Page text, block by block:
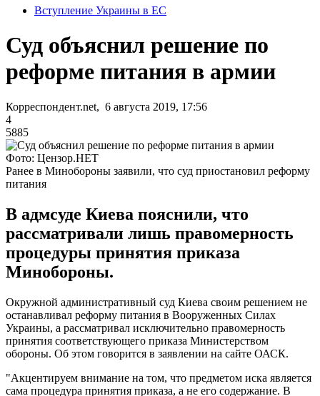
Вступление Украины в ЕС
Суд объяснил решение по
реформе питания в армии
Корреспондент.net, 6 августа 2019, 17:56
4
5885
Фото: Цензор.НЕТ
Ранее в Минобороны заявили, что суд приостановил реформу
питания
В адмсуде Киева пояснили, что
рассматривали лишь правомерность
процедуры принятия приказа
Минобороны.
Окружной административный суд Киева своим решением не
останавливал реформу питания в Вооруженных Силах
Украины, а рассматривал исключительно правомерность
принятия соответствующего приказа Министерством
обороны. Об этом говорится в заявлении на сайте ОАСК.
"Акцентируем внимание на том, что предметом иска является
сама процедура принятия приказа, а не его содержание. В